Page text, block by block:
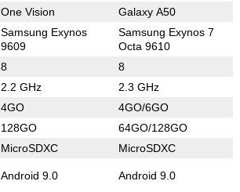
One Vision Galaxy A50
Samsung Exynos
9609
Samsung Exynos 7
Octa 9610
8 8
2.2 GHz 2.3 GHz
4GO 4GO/6GO
128GO 64GO/128GO
MicroSDXC MicroSDXC
Android 9.0 Android 9.0